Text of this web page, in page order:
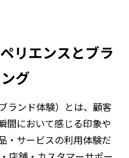
リエンスとブラ
グ
ランド体験）とは、顧客
間において感じる印象や
・サービスの利用体験だ